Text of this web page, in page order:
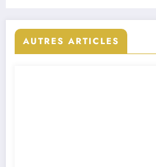
AUTRES ARTICLES